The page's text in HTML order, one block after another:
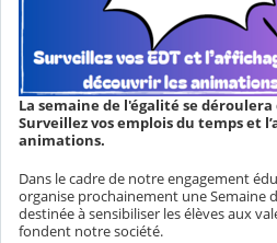
La semaine de l'égalité se déroulera
Surveillez vos emplois du temps et
animations.
Dans le cadre de notre engagement
organise prochainement une Semaine
destinée à sensibiliser les élèves aux
fondent notre société.